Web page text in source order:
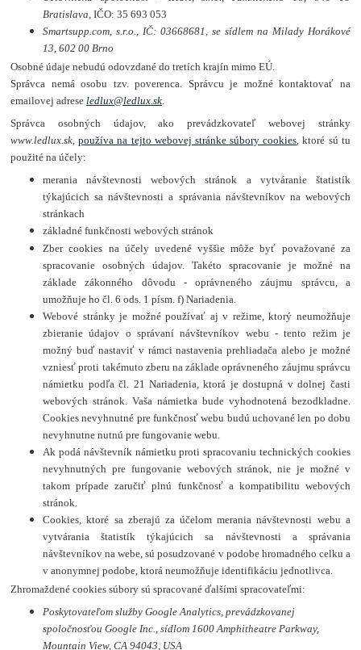
Bratislava,IČO: 35 693 053
Smartsupp.com, s.r.o., IČ: 03668681, se sídlem na Milady Horákové
13, 602 00 Brno
Osobné údaje nebudú odovzdané do tretích krajín mimo EÚ.
Správca nemá osobu tzv. poverenca. Správcu je možné kontaktovať na
emailovej adrese ledlux@ledlux.sk
Správca osobných údajov, ako prevádzkovateľ webovej stránky
www.ledlux.sk ,používa na tejto webovej stránke súbory cookies , ktoré sú tu
použité na účely:
merania návštevnosti webových stránok a vytváranie štatistík
týkajúcich sa návštevnosti a správania návštevníkov na webových
stránkach
základné funkčnosti webových stránok
Zber cookies na účely uvedené vyššie môže byť považované za
spracovanie osobných údajov. Takéto spracovanie je možné na
základe zákonného dôvodu - oprávneného záujmu správcu, a
umožňuje ho čl. 6 ods. 1 písm. f) Nariadenia.
Webové stránky je možné používať aj v režime, ktorý neumožňuje
zbieranie údajov o správaní návštevníkov webu - tento režim je
možný buď nastaviť v rámci nastavenia prehliadača alebo je možné
vzniesť proti takémuto zberu na základe oprávneného záujmu správcu
námietku podľa čl. 21 Nariadenia, ktorá je dostupná v dolnej časti
webových stránok. Vaša námietka bude vyhodnotená bezodkladne.
Cookies nevyhnutné pre funkčnosť webu budú uchované len po dobu
nevyhnutne nutnú pre fungovanie webu.
Ak podá návštevník námietku proti spracovaniu technických cookies
nevyhnutných pre fungovanie webových stránok, nie je možné v
takom prípade zaručiť plnú funkčnosť a kompatibilitu webových
stránok.
Cookies, ktoré sa zberajú za účelom merania návštevnosti webu a
vytvárania štatistík týkajúcich sa návštevnosti a správania
návštevníkov na webe, sú posudzované v podobe hromadného celku a
v anonymnej podobe, ktorá neumožňuje identifikáciu jednotlivca.
Zhromaždené cookies súbory sú spracované ďalšími spracovateľmi:
Poskytovateľom služby Google Analytics, prevádzkovanej
spoločnosťou Google Inc., sídlom 1600 Amphitheatre Parkway,
Mountain View, CA 94043, USA